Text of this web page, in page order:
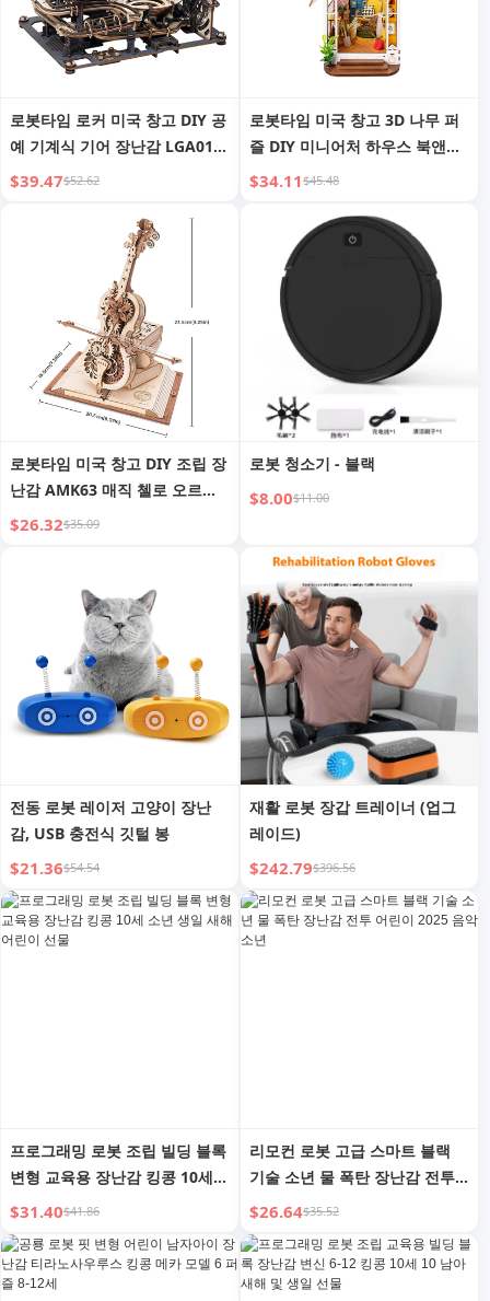
로봇타임 로커 미국 창고 DIY 공
예 기계식 기어 장난감 LGA01
마블 나이트 시티 3D 나무 퍼즐
$39.47$52.62
로봇타임 미국 창고 3D 나무 퍼
즐 DIY 미니어처 하우스 북앤드
TGB06 가든 하우스 책꽂이 (드
$34.11$45.48
로봇타임 미국 창고 DIY 조립 장
난감 AMK63 매직 첼로 오르골
모델 키트 3D 나무 퍼즐 (드롭 배
$26.32$35.09
로봇 청소기 - 블랙
$8.00$11.00
전동 로봇 레이저 고양이 장난
감, USB 충전식 깃털 봉
$21.36$54.54
재활 로봇 장갑 트레이너 (업그
레이드)
$242.79$396.56
프로그래밍 로봇 조립 빌딩 블록
변형 교육용 장난감 킹콩 10세
소년 생일 새해 어린이 선물
$31.40$41.86
리모컨 로봇 고급 스마트 블랙
기술 소년 물 폭탄 장난감 전투
어린이 2025 음악 소년
$26.64$35.52